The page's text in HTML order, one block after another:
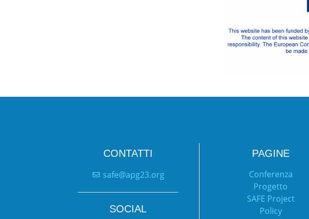
CONTATTI
safe@apg23.org
SOCIAL
PAGINE
Conferenza
Progetto
SAFE Project
Policy